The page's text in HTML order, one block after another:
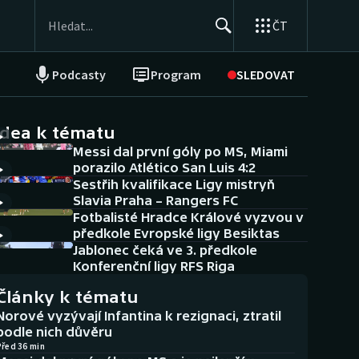
ČT
Podcasty Program SLEDOVAT
NEPŘEHLÉDNĚTE
Historické návraty
Aplikace ČT sport
AZ kvíz
k tématu
Messi dal první góly po MS, Miami
porazilo Atlético San Luis 4:2
Sestřih kvalifikace Ligy mistryň
Slavia Praha – Rangers FC
Fotbalisté Hradce Králové vyzvou v
předkole Evropské ligy Besiktas
Jablonec čeká ve 3. předkole
Konferenční ligy RFS Riga
k tématu
vyzývají Infantina k rezignaci, ztratil
nich důvěru
36 min